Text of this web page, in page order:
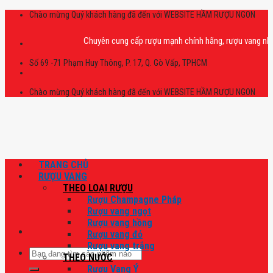
Skip
Chào mừng Quý khách hàng đã đến với WEBSITE HẦM RƯỢU NGON
Chuyên cung cấp rượu mạnh chính hãng, rượu vang nhập
Số 69 -71 Phạm Huy Thông, P. 17, Q. Gò Vấp, TPHCM
Chào mừng Quý khách hàng đã đến với WEBSITE HẦM RƯỢU NGON
Tìm
kiếm:
TRANG CHỦ
RƯỢU VANG
THEO LOẠI RƯỢU
Rượu Champagne Pháp
Rượu vang ngọt
Rượu vang hồng
Rượu vang đỏ
Rượu vang trắng
THEO NƯỚC
Rượu Vang Ý